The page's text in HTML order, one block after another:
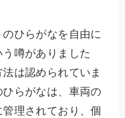
ひらがなを自由に
噂がありました
は認められていま
らがなは、車両の
理されており、個